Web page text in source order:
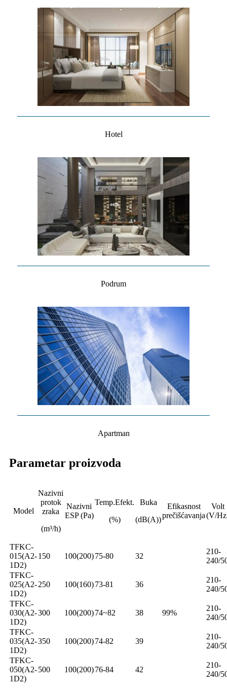
Hotel
Podrum
Apartman
Parametar proizvoda
Model
Nazivni
protok
zraka
(m³/h)
Nazivni
ESP (Pa)
Temp.Efekt.
(%)
Buka
(dB(A))
Efikasnost
prečišćavanja
Volt
(V/
TFKC-
015(A2-
1D2)
150 100(200)75-80 32
99%
210-
240/
TFKC-
025(A2-
1D2)
250 100(160)73-81 36
210-
240/
TFKC-
030(A2-
1D2)
300 100(200)74~82 38
210-
240/
TFKC-
035(A2-
1D2)
350 100(200)74-82 39
210-
240/
TFKC-
050(A2-
1D2)
500 100(200)76-84 42
210-
240/